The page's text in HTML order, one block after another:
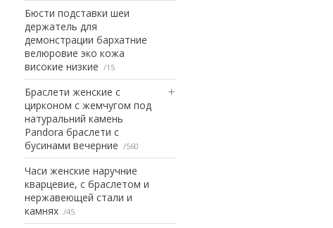
Бюсти подставки шеи
держатель для
демонстрации бархатние
велюровие эко кожа
високие низкие
15
Браслети женские с
цирконом с жемчугом под
натуральний камень
Pandora браслети с
бусинами вечерние
560
Часи женские наручние
кварцевие, с браслетом и
нержавеющей стали и
камнях
45